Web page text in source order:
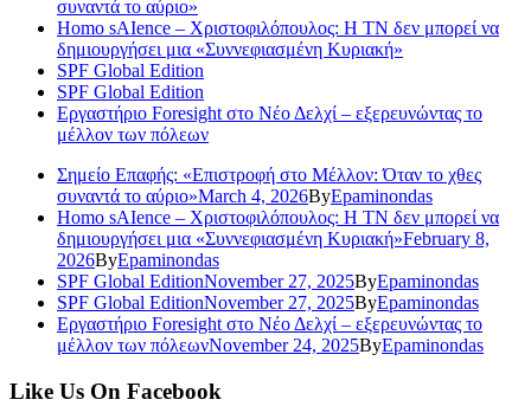
συναντά το αύριο»
Homo sAIence – Χριστοφιλόπουλος: Η ΤΝ δεν μπορεί να
δημιουργήσει μια «Συννεφιασμένη Κυριακή»
SPF Global Edition
SPF Global Edition
Εργαστήριο Foresight στο Νέο Δελχί – εξερευνώντας το
μέλλον των πόλεων
Σημείο Επαφής: «Επιστροφή στο Μέλλον: Όταν το χθες
συναντά το αύριο»March 4, 2026ByEpaminondas
Homo sAIence – Χριστοφιλόπουλος: Η ΤΝ δεν μπορεί να
δημιουργήσει μια «Συννεφιασμένη Κυριακή»February 8,
2026ByEpaminondas
SPF Global EditionNovember 27, 2025ByEpaminondas
SPF Global EditionNovember 27, 2025ByEpaminondas
Εργαστήριο Foresight στο Νέο Δελχί – εξερευνώντας το
μέλλον των πόλεωνNovember 24, 2025ByEpaminondas
Like Us On Facebook